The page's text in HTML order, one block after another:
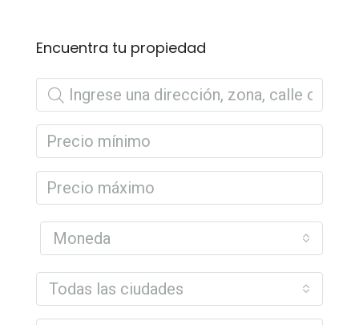
Encuentra tu propiedad
Moneda
Todas las ciudades